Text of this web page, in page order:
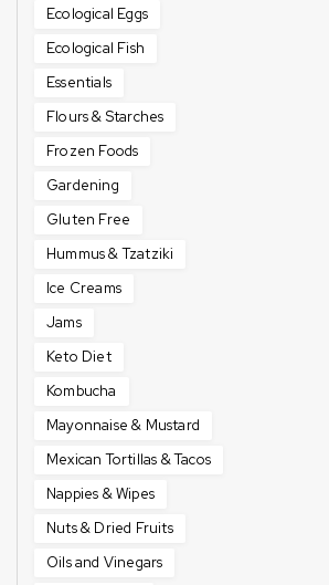
Ecological Eggs
Ecological Fish
Essentials
Flours & Starches
Frozen Foods
Gardening
Gluten Free
Hummus & Tzatziki
Ice Creams
Jams
Keto Diet
Kombucha
Mayonnaise & Mustard
Mexican Tortillas & Tacos
Nappies & Wipes
Nuts & Dried Fruits
Oils and Vinegars